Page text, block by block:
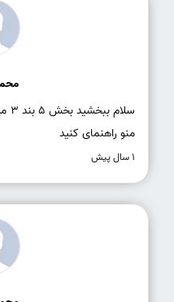
منو راهنمای کنید
1 سال پیش